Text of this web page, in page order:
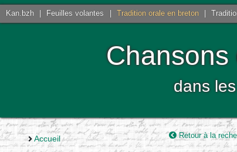
Kan.bzh Feuilles volantes Tradition orale en breton
dans
Accueil Retour à la